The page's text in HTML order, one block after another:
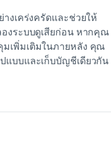
งเคร่งครัดและช่วยให้
องระบบดูเสียก่อน หากคุณ
เพิ่มเติมในภายหลัง คุณ
แบบและเก็บบัญชีเดียวกัน